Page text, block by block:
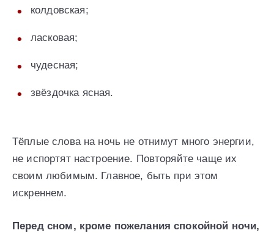
колдовская;
ласковая;
чудесная;
звёздочка ясная.
Тёплые слова на ночь не отнимут много энергии,
не испортят настроение. Повторяйте чаще их
своим любимым. Главное, быть при этом
искреннем.
Перед сном, кроме пожелания спокойной ночи,